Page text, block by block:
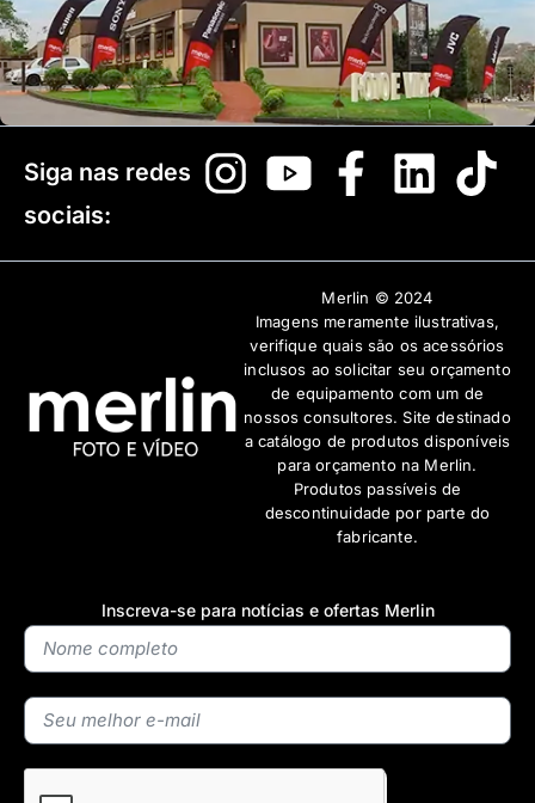
Inscreva-se para notícias e ofertas Merlin
Siga nas redes
sociais:
Merlin © 2024
Imagens meramente ilustrativas,
verifique quais são os acessórios
inclusos ao solicitar seu orçamento
de equipamento com um de
nossos consultores. Site destinado
a catálogo de produtos disponíveis
para orçamento na Merlin.
Produtos passíveis de
descontinuidade por parte do
fabricante.